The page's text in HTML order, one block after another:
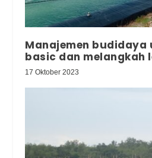
Manajemen budidaya
basic dan melangkah
17 Oktober 2023